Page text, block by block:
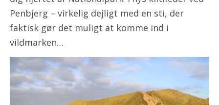
Penbjerg – virkelig dejligt med en sti, der
faktisk gør det muligt at komme ind i
vildmarken…